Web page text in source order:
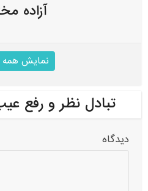
آزاده
نمایش
تبادل نظر و رفع
دیدگاه